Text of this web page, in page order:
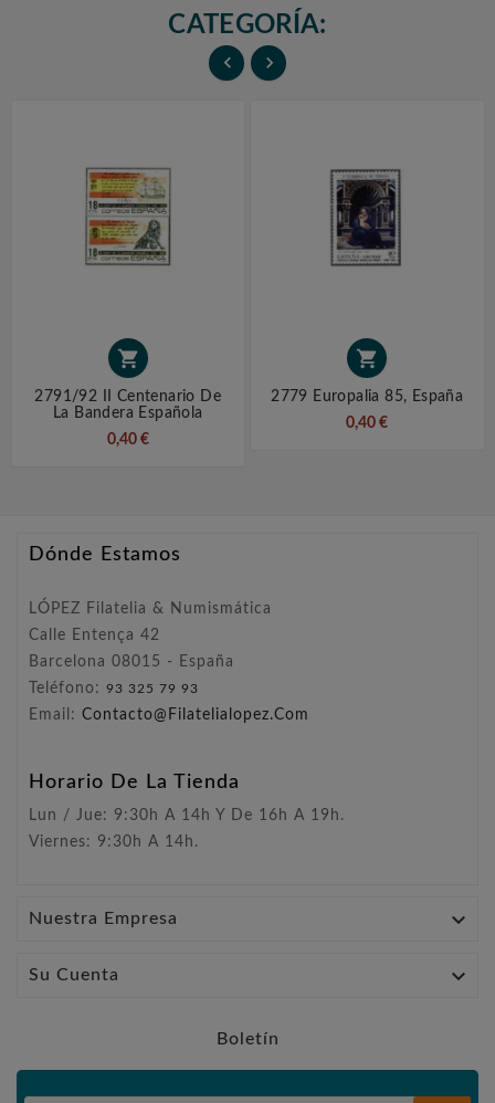
CATEGORÍA:
 

2791/92 II Centenario De
La Bandera Española
0,40 €

2779 Europalia 85, España
0,40 €
Dónde Estamos
LÓPEZ Filatelia & Numismática
Calle Entença 42
Barcelona 08015 - España
Teléfono: 93 325 79 93
Email: Contacto@filatelialopez.com
Horario De La Tienda
Lun / Jue: 9:30h A 14h Y De 16h A 19h.
Viernes: 9:30h A 14h.
Nuestra Empresa 
Su Cuenta 
Boletín